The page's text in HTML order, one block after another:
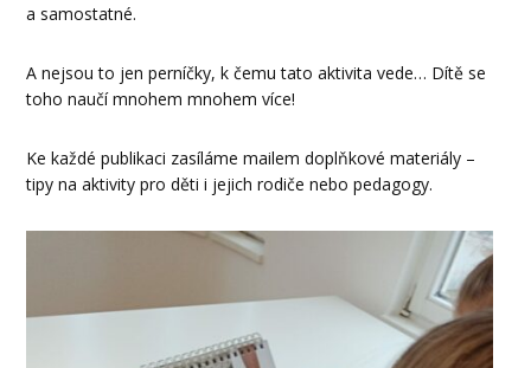
a samostatné.
A nejsou to jen perníčky, k čemu tato aktivita vede… Dítě se
toho naučí mnohem mnohem více!
Ke každé publikaci zasíláme mailem doplňkové materiály –
tipy na aktivity pro děti i jejich rodiče nebo pedagogy.